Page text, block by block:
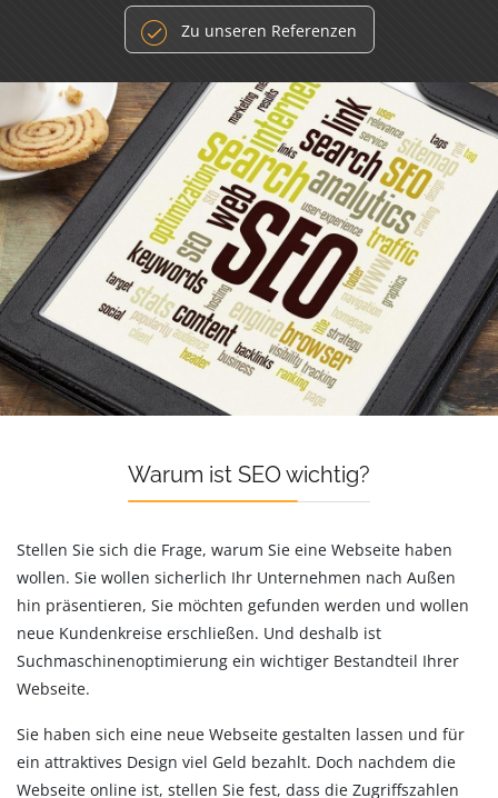
Zu unseren Referenzen
Warum ist SEO wichtig?
Stellen Sie sich die Frage, warum Sie eine Webseite haben
wollen. Sie wollen sicherlich Ihr Unternehmen nach Außen
hin präsentieren, Sie möchten gefunden werden und wollen
neue Kundenkreise erschließen. Und deshalb ist
Suchmaschinenoptimierung ein wichtiger Bestandteil Ihrer
Webseite.
Sie haben sich eine neue Webseite gestalten lassen und für
ein attraktives Design viel Geld bezahlt. Doch nachdem die
Webseite online ist, stellen Sie fest, dass die Zugriffszahlen